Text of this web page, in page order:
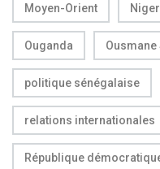
Moyen-Orient
Ouganda Ousmane
politique sénégalaise
relations internationales
République